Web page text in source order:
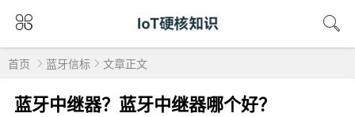
首页 蓝牙信标 文章正文
蓝牙中继器？蓝牙中继器哪个好？